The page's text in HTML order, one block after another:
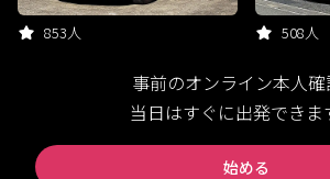
853人 508人
事前のオンライン本人確
当日はすぐに出発でき
始める